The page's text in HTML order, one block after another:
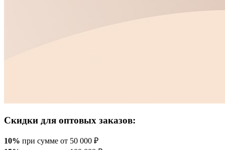
Скидки для оптовых заказов:
10% при сумме от 50 000 ₽